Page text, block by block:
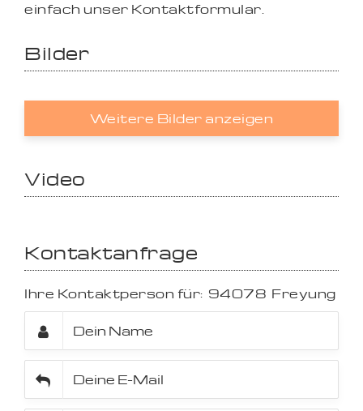
einfach unser Kontaktformular.
Bilder
Weitere Bilder anzeigen
Video
Kontaktanfrage
Ihre Kontaktperson für: 94078 Freyung